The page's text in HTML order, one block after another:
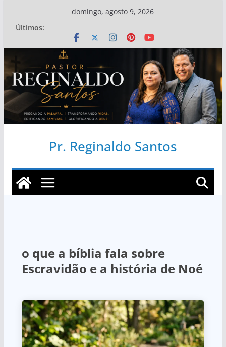
conteúdo
domingo, agosto 9, 2026
Últimos:
Pr. Reginaldo Santos
o que a bíblia fala sobre
Escravidão e a história de Noé